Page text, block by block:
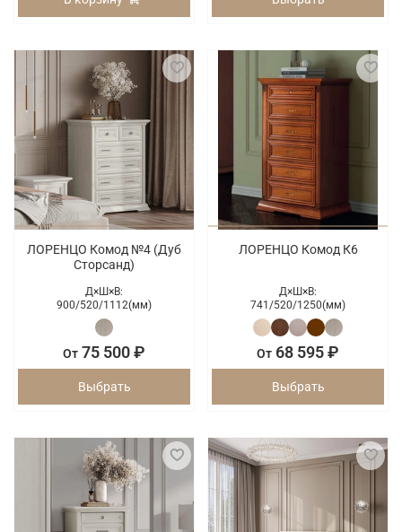
ЛОРЕНЦО Комод №4 (Дуб
Сторсанд)
Д×Ш×В:
900/520/1112(мм)
От 75 500 ₽
Выбрать
ЛОРЕНЦО Комод К6
Д×Ш×В:
741/520/1250(мм)
От 68 595 ₽
Выбрать